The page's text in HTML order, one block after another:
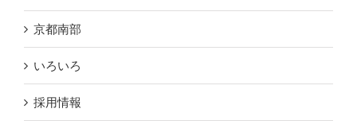
京都南部
いろいろ
採用情報